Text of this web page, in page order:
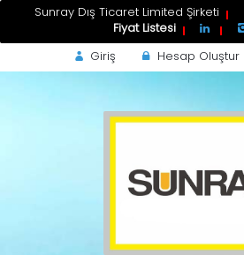
Sunray Dış Ticaret Limited Şirketi
Fiyat Listesi
Giriş
Hesap Oluştur